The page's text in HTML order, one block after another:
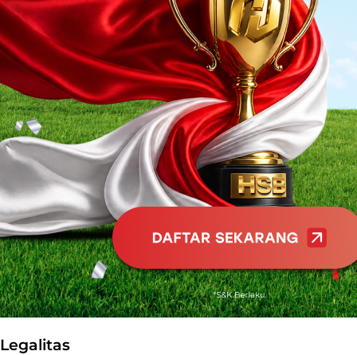
Legalitas